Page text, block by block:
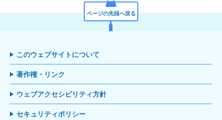
ページの先頭へ戻る
このウェブサイトについて
著作権・リンク
ウェブアクセシビリティ方針
セキュリティポリシー